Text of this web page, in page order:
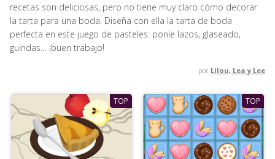
recetas son deliciosas, pero no tiene muy claro cómo decorar
la tarta para una boda. Diseña con ella la tarta de boda
perfecta en este juego de pasteles: ponle lazos, glaseado,
guindas… ¡buen trabajo!
por Lilou, Lea y Lee
TOP TOP